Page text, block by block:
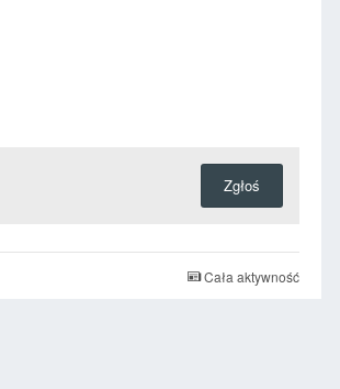
Zgłoś
Cała aktywność